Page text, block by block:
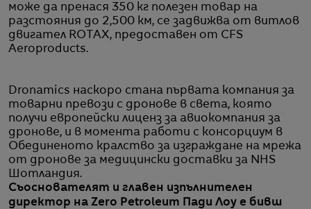
може да пренася 350 кг полезен товар на
разстояния до 2,500 км, се задвижва от витлов
двигател ROTAX, предоставен от CFS
Aeroproducts.
Dronamics наскоро стана първата компания за
товарни превози с дронове в света, която
получи европейски лиценз за авиокомпания за
дронове, и в момента работи с консорциум в
Обединеното кралство за изграждане на мрежа
от дронове за медицински доставки за NHS
Шотландия.
Съоснователят и главен изпълнителен
директор на Zero Petroleum Пади Лоу е бивш